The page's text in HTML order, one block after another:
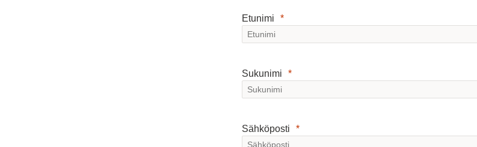
Etunimi
Sukunimi
Sähköposti